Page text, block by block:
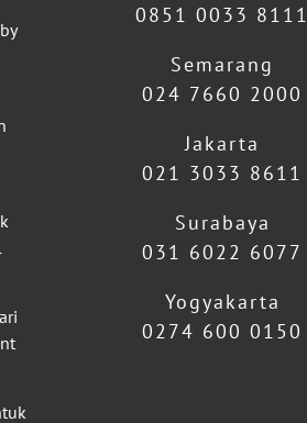
0851 0033 8111
Semarang
024 7660 2000
Jakarta
021 3033 8611
Surabaya
031 6022 6077
Yogyakarta
0274 600 0150